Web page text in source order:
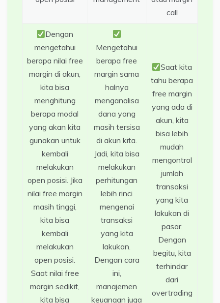
call
Dengan
mengetahui
berapa nilai free
margin di akun,
kita bisa
menghitung
berapa modal
yang akan kita
gunakan untuk
kembali
melakukan
open posisi. Jika
nilai free margin
masih tinggi,
kita bisa
kembali
melakukan
open posisi.
Saat nilai free
margin sedikit,
kita bisa
Mengetahui
berapa free
margin sama
halnya
menganalisa
dana yang
masih tersisa
di akun kita.
Jadi, kita bisa
melakukan
perhitungan
lebih rinci
mengenai
transaksi
yang kita
lakukan.
Dengan cara
ini,
manajemen
keuangan juga
Saat kita
tahu berapa
free margin
yang ada di
akun, kita
bisa lebih
mudah
mengontrol
jumlah
transaksi
yang kita
lakukan di
pasar.
Dengan
begitu, kita
terhindar
dari
overtrading